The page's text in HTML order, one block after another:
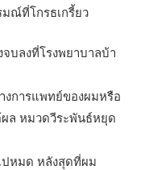
มณ์ที่โกรธเกรี้ยว
บลงที่โรงพยาบาลบ้า
การแพทย์ของผมหรือ
ล หมวดวีระพันธ์หยุด
ปหมด หลังสุดที่ผม